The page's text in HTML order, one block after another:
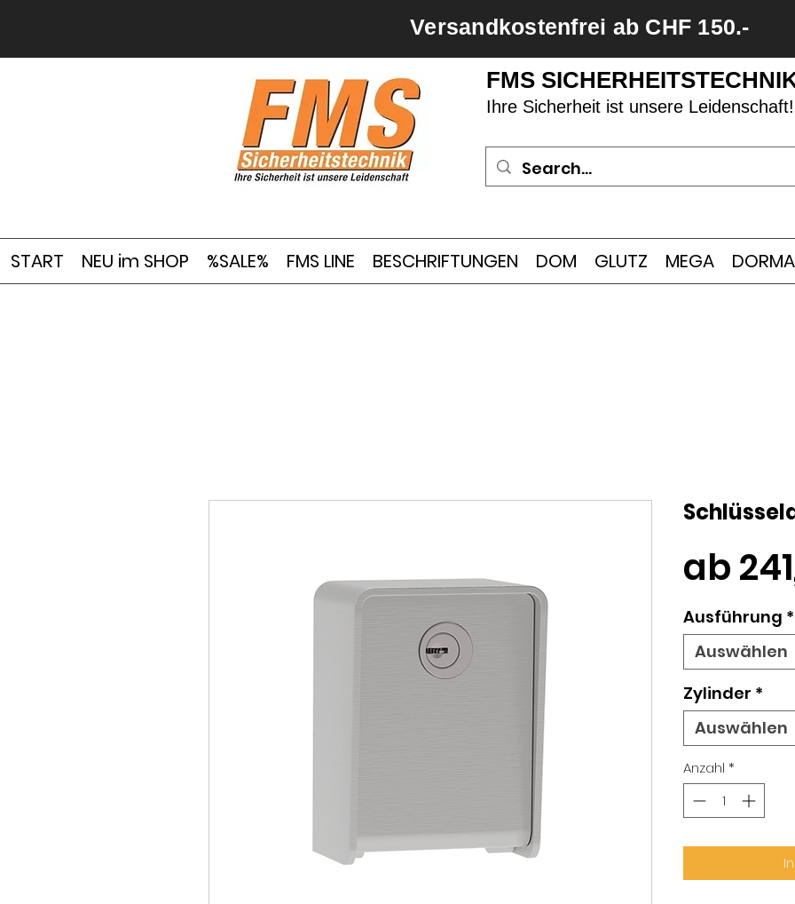
Versandkostenfrei ab CHF 150.-
FMS
Ihre Sicherheit ist unsere Leidenschaft!
START NEU im SHOP %SALE% FMS LINE BESCHRIFTUNGEN DOM GLUTZ MEGA
ab
Ausführung *
Auswählen
Zylinder *
Auswählen
Anzahl *